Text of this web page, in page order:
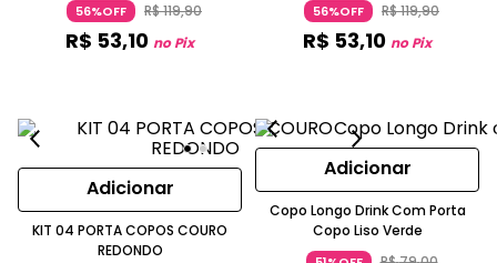
56%OFF R$119,90
R$ 53,10 no Pix
56%OFF R$119,90
R$ 53,10 no Pix
Adicionar
KIT 04 PORTA COPOS COURO
REDONDO
Adicionar
Copo Longo Drink Com Porta
Copo Liso Verde